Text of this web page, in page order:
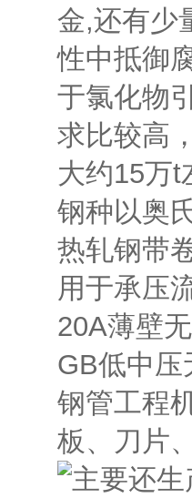
金,还有少
性中抵御
于氯化物
求比较高
大约15万t
钢种以奥
热轧钢带
用于承压
20A薄壁
GB低中
钢管工程
板、刀片
主要还